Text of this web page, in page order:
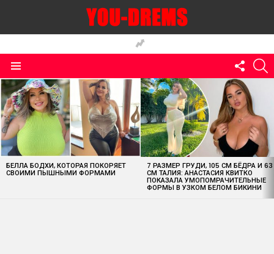
US
MOST
VIEWED
STORIES
БЕЛЛА БОДХИ, КОТОРАЯ ПОКОРЯЕТ
СВОИМИ ПЫШНЫМИ ФОРМАМИ
7 РАЗМЕР ГРУДИ, 105 СМ БЁДРА И 63
СМ ТАЛИЯ: АНАСТАСИЯ КВИТКО
ПОКАЗАЛА УМОПОМРАЧИТЕЛЬНЫЕ
ФОРМЫ В УЗКОМ БЕЛОМ БИКИНИ